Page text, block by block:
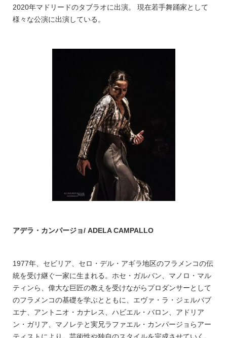
2020年マドリードのタブラオに出演。 現在若手舞踊家として
様々な公演に出演している。
アデラ・カンパージョ/ ADELA CAMPALLO
1977年、セビリア、セロ・デル・アギラ地区のフラメンコの伝
統を受け継ぐ一家に生まれる。ホセ・ガルバン、マノロ・マル
ティンら、偉大な巨匠の教えを受けながらプロダンサーとして
のフラメンコの基礎を学ぶとともに、エヴァ・ラ・ジェルバブ
エナ、アントニオ・カナレス、ハビエル・バロン、アドリア
ン・ガリア、マノレテと実兄ラファエル・カンパージョらアー